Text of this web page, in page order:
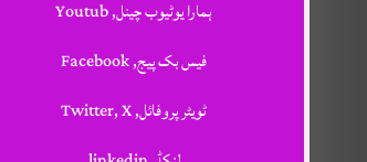
ہمارا یوٹیوب چینل, Youtub
فیس بک پیج, Facebook
ٹویٹر پروفائل, Twitter, X